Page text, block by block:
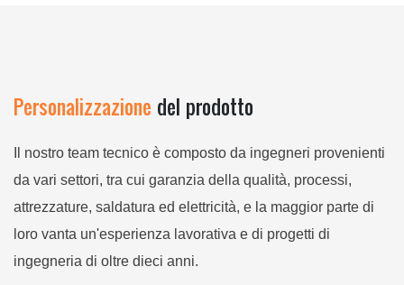
Personalizzazione del prodotto
Il nostro team tecnico è composto da ingegneri provenienti
da vari settori, tra cui garanzia della qualità, processi,
attrezzature, saldatura ed elettricità, e la maggior parte di
loro vanta un'esperienza lavorativa e di progetti di
ingegneria di oltre dieci anni.